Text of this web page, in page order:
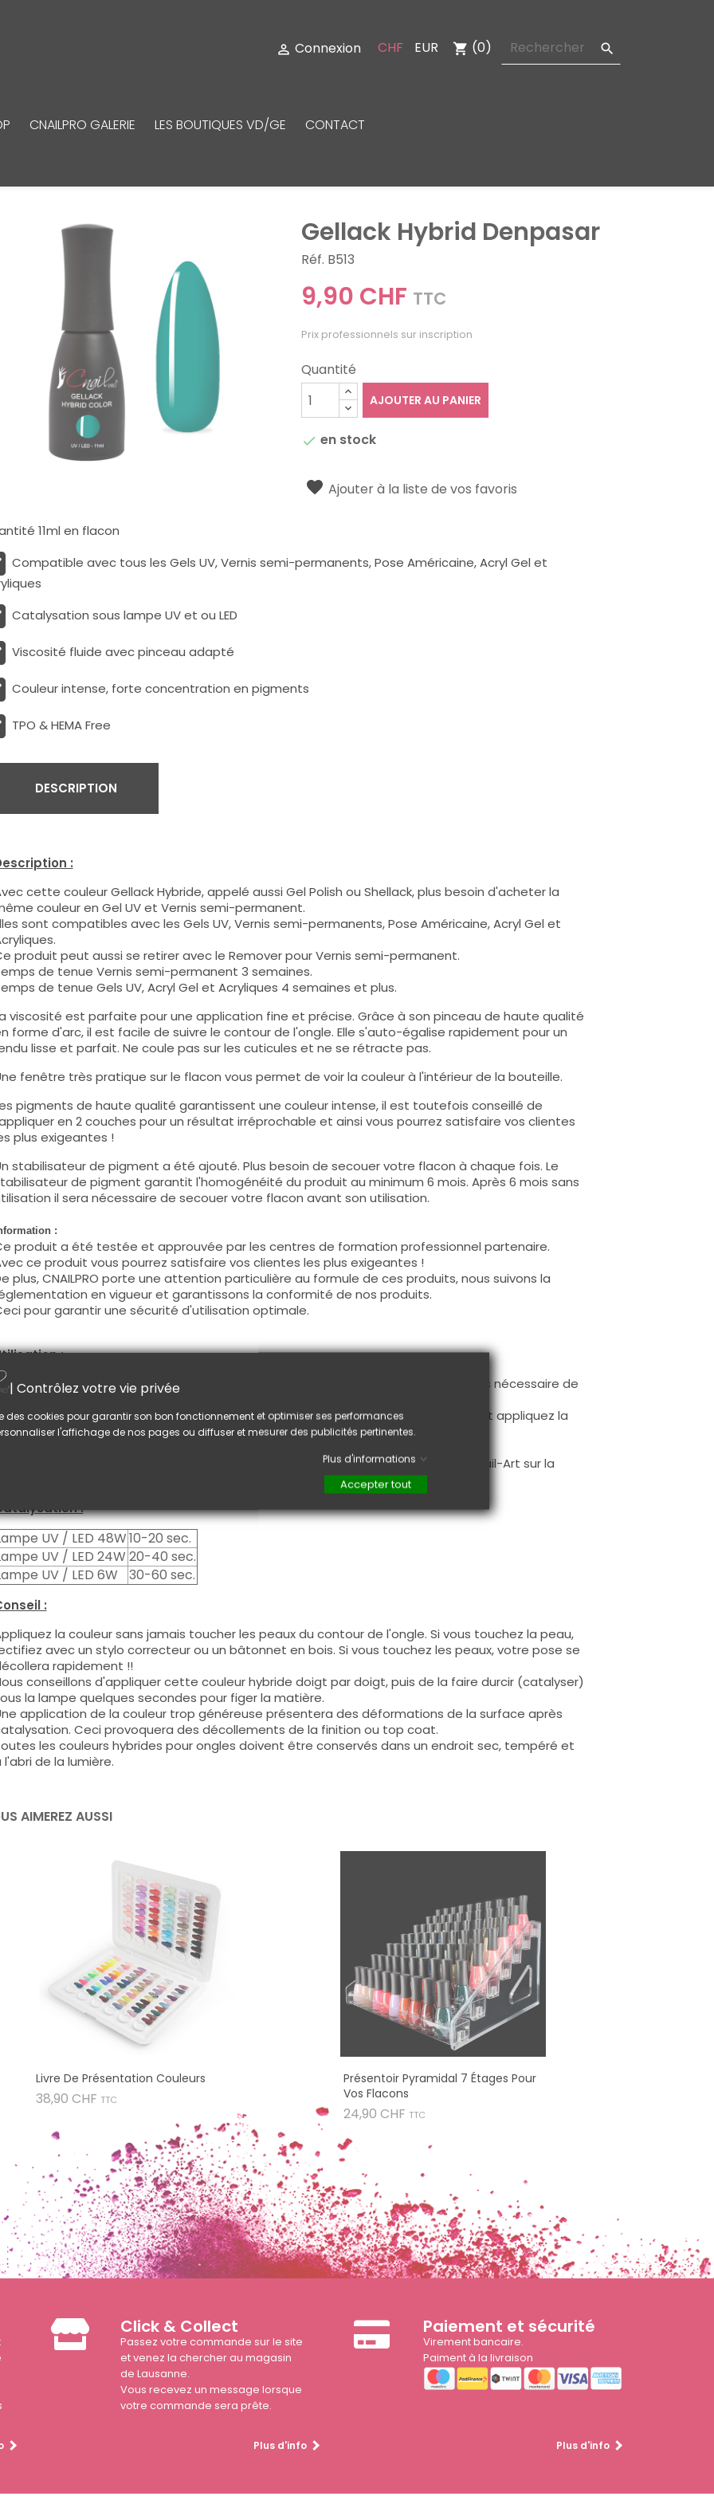
 Connexion CHF EUR shopping_cart (0) 
CNAILPRO GALERIE LES BOUTIQUES VD/GE CONTACT
Gellack Hybrid Denpasar
Réf. B513
9,90 CHF TTC
Prix professionnels sur inscription
Quantité
AJOUTER AU PANIER
 en stock
Ajouter à la liste de vos favoris
11ml en flacon
Compatible avec tous les Gels UV, Vernis semi-permanents, Pose Américaine, Acryl Gel et
Catalysation sous lampe UV et ou LED
Viscosité fluide avec pinceau adapté
Couleur intense, forte concentration en pigments
TPO & HEMA Free
DESCRIPTION
:
cette couleur Gellack Hybride, appelé aussi Gel Polish ou Shellack, plus besoin d'acheter la
couleur en Gel UV et Vernis semi-permanent.
sont compatibles avec les Gels UV, Vernis semi-permanents, Pose Américaine, Acryl Gel et
produit peut aussi se retirer avec le Remover pour Vernis semi-permanent.
de tenue Vernis semi-permanent 3 semaines.
de tenue Gels UV, Acryl Gel et Acryliques 4 semaines et plus.
viscosité est parfaite pour une application fine et précise. Grâce à son pinceau de haute qualité
forme d'arc, il est facile de suivre le contour de l'ongle. Elle s'auto-égalise rapidement pour un
lisse et parfait. Ne coule pas sur les cuticules et ne se rétracte pas.
fenêtre très pratique sur le flacon vous permet de voir la couleur à l'intérieur de la bouteille.
pigments de haute qualité garantissent une couleur intense, il est toutefois conseillé de
en 2 couches pour un résultat irréprochable et ainsi vous pourrez satisfaire vos clientes
plus exigeantes !
stabilisateur de pigment a été ajouté. Plus besoin de secouer votre flacon à chaque fois. Le
de pigment garantit l'homogénéité du produit au minimum 6 mois. Après 6 mois sans
il sera nécessaire de secouer votre flacon avant son utilisation.
:
produit a été testée et approuvée par les centres de formation professionnel partenaire.
ce produit vous pourrez satisfaire vos clientes les plus exigeantes !
plus, CNAILPRO porte une attention particulière au formule de ces produits, nous suivons la
en vigueur et garantissons la conformité de nos produits.
pour garantir une sécurité d'utilisation optimale.
:
couleur s'applique avec son pinceau, de manière fine, sur la base (il n'est pas nécessaire de
la couche de cohésion) ou sur la construction après limage.
produit s'applique en deux couches, fermez le bord libre à la première couche et appliquez la
couche pour garantir un résultat optimal.
pouvez dégraisser la couche de cohésion si vous désirez faire une création Nail-Art sur la
:
UV / LED 48W10-20 sec.
UV / LED 24W 20-40 sec.
UV / LED 6W
30-60 sec.
:
la couleur sans jamais toucher les peaux du contour de l'ongle. Si vous touchez la peau,
avec un stylo correcteur ou un bâtonnet en bois. Si vous touchez les peaux, votre pose se
rapidement !!
conseillons d'appliquer cette couleur hybride doigt par doigt, puis de la faire durcir (catalyser)
la lampe quelques secondes pour figer la matière.
application de la couleur trop généreuse présentera des déformations de la surface après
Ceci provoquera des décollements de la finition ou top coat.
les couleurs hybrides pour ongles doivent être conservés dans un endroit sec, tempéré et
l'abri de la lumière.
AIMEREZ AUSSI
Livre De Présentation Couleurs
38,90 CHF Prix
TTC
Présentoir Pyramidal 7 Étages Pour
Vos Flacons
24,90 CHF Prix
TTC
Click & Collect
Passez votre commande sur le site
et venez la chercher au magasin
de Lausanne.
Vous recevez un message lorsque
votre commande sera prête.
Plus d'info
Paiement et sécurité
Virement bancaire.
Paiment à la livraison
Plus d'info
| Contrôlez votre vie privée
des cookies pour garantir son bon fonctionnement et optimiser ses performances
l'affichage de nos pages ou diffuser et mesurer des publicités pertinentes.
Plus d'informations
Accepter tout